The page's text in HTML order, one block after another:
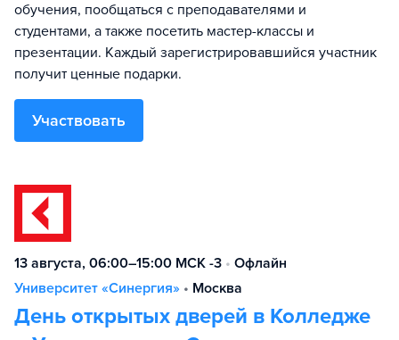
обучения, пообщаться с преподавателями и
студентами, а также посетить мастер-классы и
презентации. Каждый зарегистрировавшийся участник
получит ценные подарки.
Участвовать
13 августа, 06:00–15:00 МСК -3 • Офлайн
Университет «Синергия» • Москва
День открытых дверей в Колледже